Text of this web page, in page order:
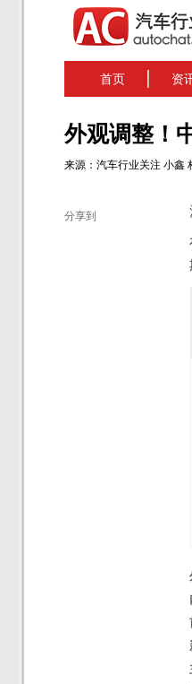
首页 资
外观调整！
来源： 汽车行业关注 小鑫
分享到